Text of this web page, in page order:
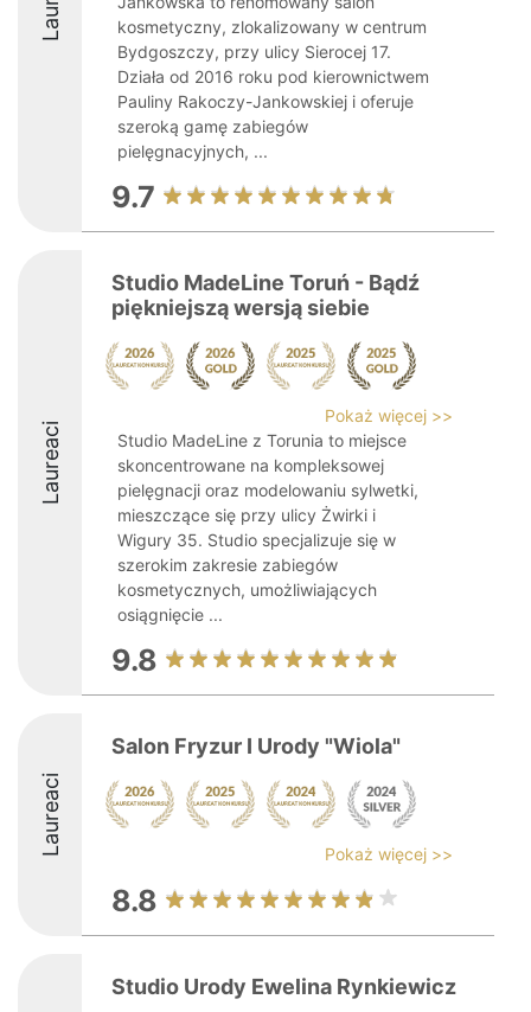
kosmetyczny, zlokalizowany w centrum
Bydgoszczy, przy ulicy Sierocej 17.
Działa od 2016 roku pod kierownictwem
Pauliny Rakoczy-Jankowskiej i oferuje
szeroką gamę zabiegów
pielęgnacyjnych, ...
9.7
Laureaci
Studio MadeLine Toruń - Bądź
piękniejszą wersją siebie
Pokaż więcej >>
Studio MadeLine z Torunia to miejsce
skoncentrowane na kompleksowej
pielęgnacji oraz modelowaniu sylwetki,
mieszczące się przy ulicy Żwirki i
Wigury 35. Studio specjalizuje się w
szerokim zakresie zabiegów
kosmetycznych, umożliwiających
osiągnięcie ...
9.8
Laureaci
Salon Fryzur I Urody "Wiola"
Pokaż więcej >>
8.8
Studio Urody Ewelina Rynkiewicz